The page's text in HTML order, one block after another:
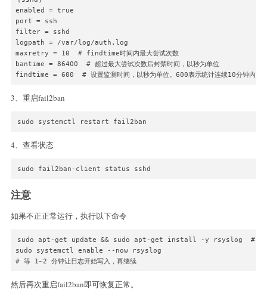
enabled = true
port = ssh
filter = sshd
logpath = /var/log/auth.log
maxretry = 10  # findtime时间内最大尝试次数
bantime = 86400  # 超过最大尝试次数后封禁时间，以秒为单位
findtime = 600  # 设置监测时间，以秒为单位。600表示统计连续10分钟内密码
3、重启fail2ban
sudo systemctl restart fail2ban
4、查看状态
sudo fail2ban-client status sshd
注意
如果不正正常运行，执行以下命令
sudo apt-get update && sudo apt-get install -y rsyslog  #
sudo systemctl enable --now rsyslog
# 等 1~2 分钟让日志开始写入，再继续
然后再次重启fail2ban即可恢复正常。